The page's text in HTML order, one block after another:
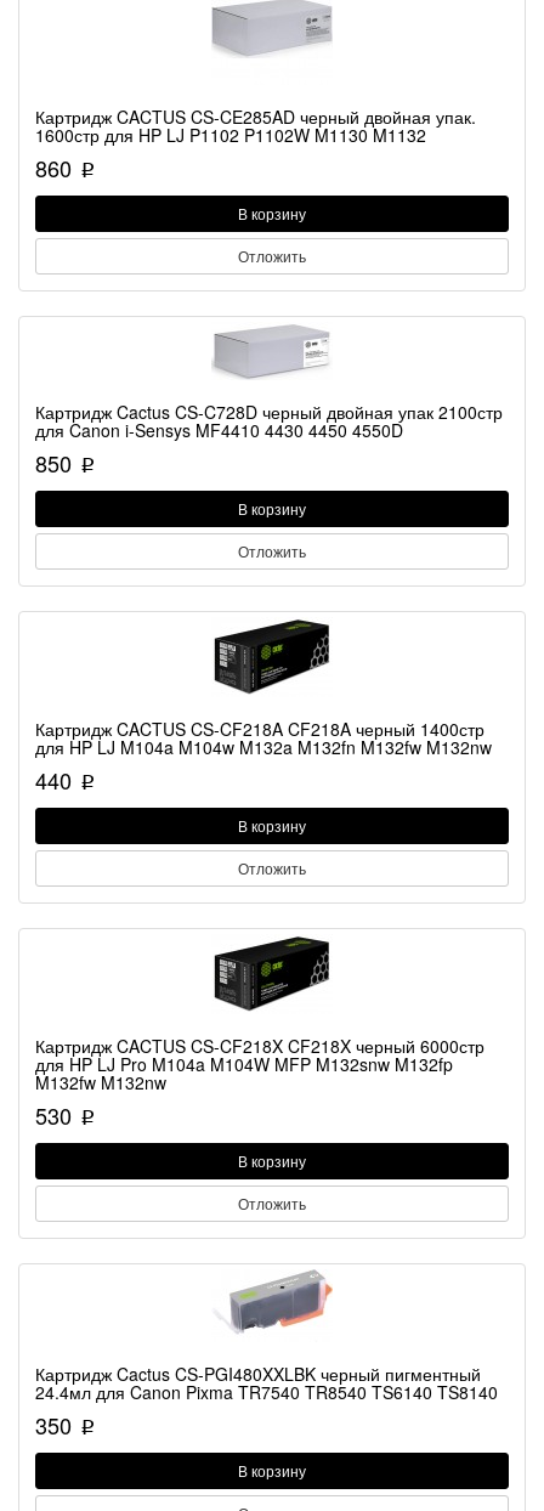
Картридж CACTUS CS-CE285AD черный двойная упак.
1600стр для HP LJ P1102 P1102W M1130 M1132
860 p
В корзину
Отложить
Картридж Cactus CS-C728D черный двойная упак 2100стр
для Canon i-Sensys MF4410 4430 4450 4550D
850 p
В корзину
Отложить
Картридж CACTUS CS-CF218A CF218A черный 1400стр
для HP LJ M104a M104w M132a M132fn M132fw M132nw
440 p
В корзину
Отложить
Картридж CACTUS CS-CF218X CF218X черный 6000стр
для HP LJ Pro M104a M104W MFP M132snw M132fp
M132fw M132nw
530 p
В корзину
Отложить
Картридж Cactus CS-PGI480XXLBK черный пигментный
24.4мл для Canon Pixma TR7540 TR8540 TS6140 TS8140
350 p
В корзину